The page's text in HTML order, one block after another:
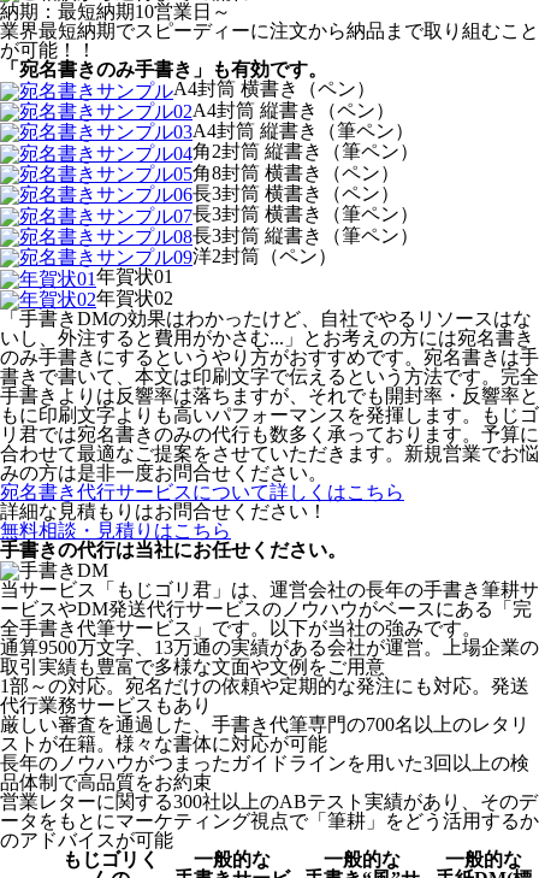
納期：最短納期10営業日～
業界最短納期でスピーディーに注文から納品まで取り組むこと
が可能！！
「宛名書きのみ手書き」も有効です。
A4封筒 横書き（ペン）
A4封筒 縦書き（ペン）
A4封筒 縦書き（筆ペン）
角2封筒 縦書き（筆ペン）
角8封筒 横書き（ペン）
長3封筒 横書き（ペン）
長3封筒 横書き（筆ペン）
長3封筒 縦書き（筆ペン）
洋2封筒（ペン）
年賀状01
年賀状02
「手書きDMの効果はわかったけど、自社でやるリソースはな
いし、外注すると費用がかさむ...」とお考えの方には宛名書き
のみ手書きにするというやり方がおすすめです。宛名書きは手
書きで書いて、本文は印刷文字で伝えるという方法です。完全
手書きよりは反響率は落ちますが、それでも開封率・反響率と
もに印刷文字よりも高いパフォーマンスを発揮します。もじゴ
リ君では宛名書きのみの代行も数多く承っております。予算に
合わせて最適なご提案をさせていただきます。新規営業でお悩
みの方は是非一度お問合せください。
宛名書き代行サービスについて詳しくはこちら
詳細な見積もりはお問合せください！
無料相談・見積りはこちら
手書きの代行は当社にお任せください。
当サービス「もじゴリ君」は、運営会社の長年の手書き筆耕サ
ービスやDM発送代行サービスのノウハウがベースにある「完
全手書き代筆サービス」です。以下が当社の強みです。
通算9500万文字、13万通の実績がある会社が運営。上場企業の
取引実績も豊富で多様な文面や文例をご用意
1部～の対応。宛名だけの依頼や定期的な発注にも対応。発送
代行業務サービスもあり
厳しい審査を通過した、手書き代筆専門の700名以上のレタリ
ストが在籍。様々な書体に対応が可能
長年のノウハウがつまったガイドラインを用いた3回以上の検
品体制で高品質をお約束
営業レターに関する300社以上のABテスト実績があり、そのデ
ータをもとにマーケティング視点で「筆耕」をどう活用するか
のアドバイスが可能
もじゴリく
一般的な
一般的な
一般的な